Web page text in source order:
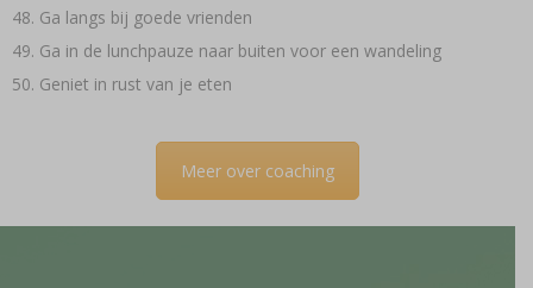
Ga langs bij goede vrienden
Ga in de lunchpauze naar buiten voor een wandeling
Geniet in rust van je eten
Meer over coaching